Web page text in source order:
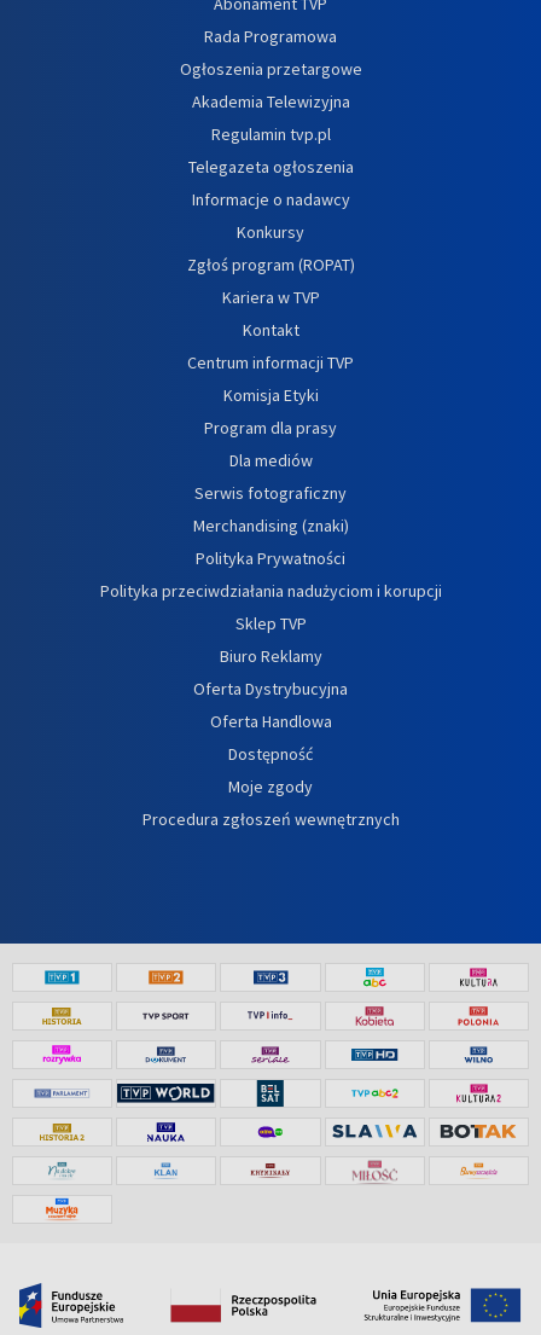
Rada Programowa
Ogłoszenia przetargowe
Akademia Telewizyjna
Regulamin tvp.pl
Telegazeta ogłoszenia
Informacje o nadawcy
Konkursy
Zgłoś program (ROPAT)
Kariera w TVP
Kontakt
Centrum informacji TVP
Komisja Etyki
Program dla prasy
Dla mediów
Serwis fotograficzny
Merchandising (znaki)
Polityka Prywatności
Polityka przeciwdziałania nadużyciom i korupcji
Sklep TVP
Biuro Reklamy
Oferta Dystrybucyjna
Oferta Handlowa
Dostępność
Moje zgody
Procedura zgłoszeń wewnętrznych